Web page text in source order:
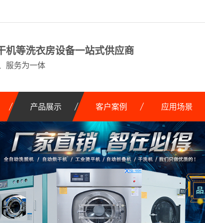
机等洗衣房设备一站式供应商
服务为一体
产品展示 客户案例 应用场景